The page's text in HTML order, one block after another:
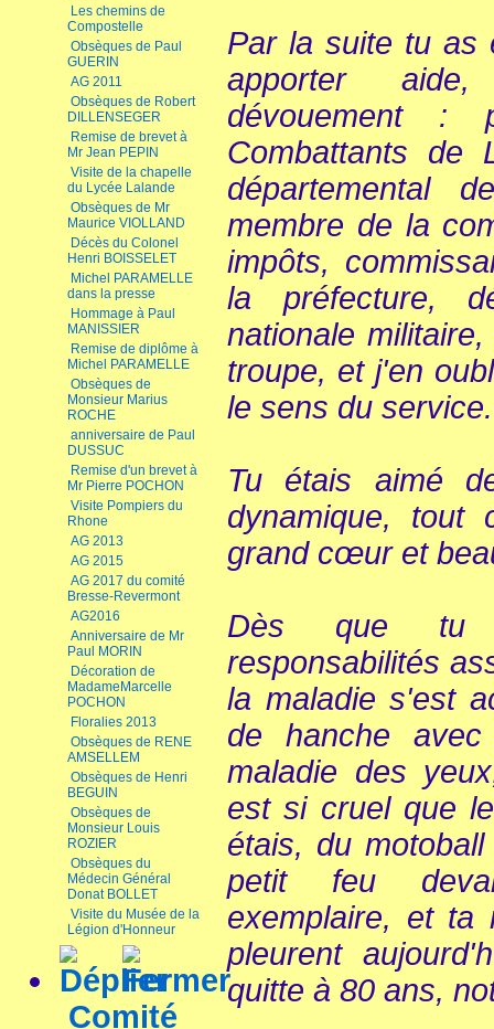
Les chemins de
Compostelle
Obsèques de Paul
GUERIN
AG 2011
Obsèques de Robert
DILLENSEGER
Remise de brevet à
Mr Jean PEPIN
Visite de la chapelle
du Lycée Lalande
Obsèques de Mr
Maurice VIOLLAND
Décès du Colonel
Henri BOISSELET
Michel PARAMELLE
dans la presse
Hommage à Paul
MANISSIER
Remise de diplôme à
Michel PARAMELLE
Obsèques de
Monsieur Marius
ROCHE
anniversaire de Paul
DUSSUC
Remise d'un brevet à
Mr Pierre POCHON
Visite Pompiers du
Rhone
AG 2013
AG 2015
AG 2017 du comité
Bresse-Revermont
AG2016
Anniversaire de Mr
Paul MORIN
Décoration de
MadameMarcelle
POCHON
Floralies 2013
Obsèques de RENE
AMSELLEM
Obsèques de Henri
BEGUIN
Obsèques de
Monsieur Louis
ROZIER
Obsèques du
Médecin Général
Donat BOLLET
Visite du Musée de la
Légion d'Honneur
Comité
Par la suite tu as
apporter aide,
dévouement :
Combattants de
départemental
membre de la
impôts,
la préfecture,
nationale
troupe, et j'en
le sens du service.
Tu étais aimé
dynamique, tout
grand cœur et
Dès que tu
responsabilités
la maladie s'est
de hanche avec
maladie des
est si cruel que
étais, du
petit feu
exemplaire, et ta
pleurent
quitte à 80 ans,